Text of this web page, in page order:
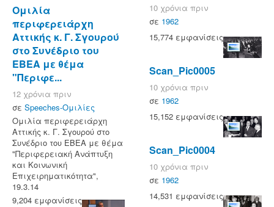
Ομιλία
περιφερειάρχη
Αττικής κ. Γ. Σγουρού
στο Συνέδριο του
ΕΒΕΑ με θέμα
"Περιφε...
12 χρόνια πριν
σε Speeches-Ομιλίες
Ομιλία περιφερειάρχη
Αττικής κ. Γ. Σγουρού στο
Συνέδριο του ΕΒΕΑ με θέμα
"Περιφερειακή Ανάπτυξη
και Κοινωνική
Επιχειρηματικότητα",
19.3.14
9,204 εμφανίσεις
10 χρόνια πριν
σε 1962
15,774 εμφανίσεις
Scan_Pic0005
10 χρόνια πριν
σε 1962
15,152 εμφανίσεις
Scan_Pic0004
10 χρόνια πριν
σε 1962
14,531 εμφανίσεις